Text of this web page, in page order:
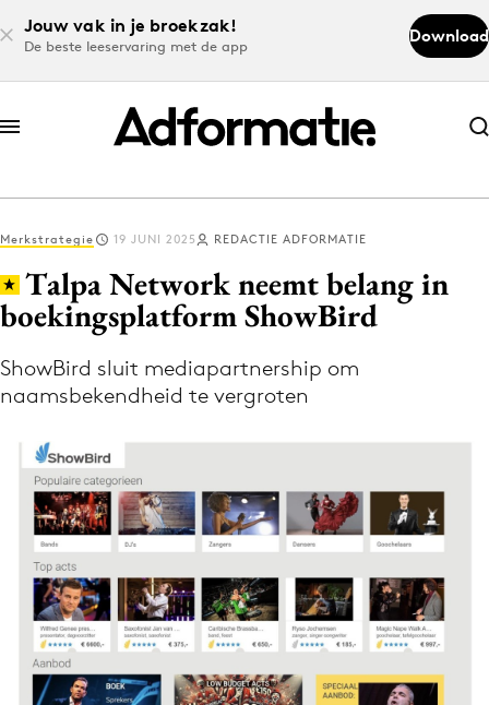
Jouw vak in je broekzak!
De beste leeservaring met de app
Download
Abonneer nu
Abonneer nu
Log in
Volg het laatste nieuws via de Adformatie
Nieuws app
Menu
Home
9 sept: GenAI-training
12 nov: MarketingLive!
Merkstrategie 19 JUNI 2025 REDACTIE ADFORMATIE
Talpa Network neemt belang in
boekingsplatform ShowBird
ShowBird sluit mediapartnership om
naamsbekendheid te vergroten